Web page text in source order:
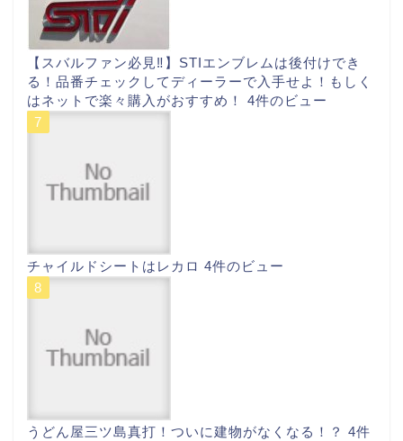
【スバルファン必見‼︎】STIエンブレムは後付けでき
る！品番チェックしてディーラーで入手せよ！もしく
はネットで楽々購入がおすすめ！ 4件のビュー
チャイルドシートはレカロ 4件のビュー
うどん屋三ツ島真打！ついに建物がなくなる！？ 4件